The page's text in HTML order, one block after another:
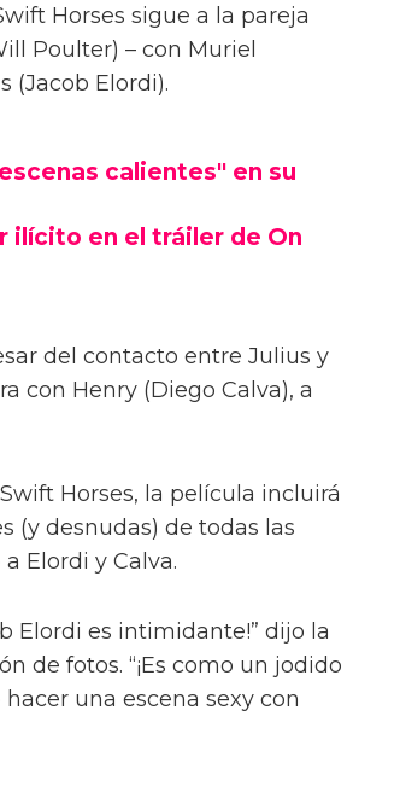
Horses sigue a la pareja
Poulter) – con Muriel
(Jacob Elordi).
calientes" en su
ilícito en el tráiler de On
del contacto entre Julius y
con Henry (Diego Calva), a
Horses, la película incluirá
(y desnudas) de todas las
Elordi y Calva.
Elordi es intimidante!” dijo la
de fotos. “¡Es como un jodido
hacer una escena sexy con